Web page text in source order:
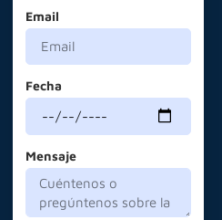
Email
Fecha
Mensaje